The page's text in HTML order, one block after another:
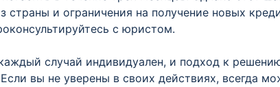
страны и ограничения на получение новых
с юристом.
случай индивидуален, и подход к
вы не уверены в своих действиях, всегда